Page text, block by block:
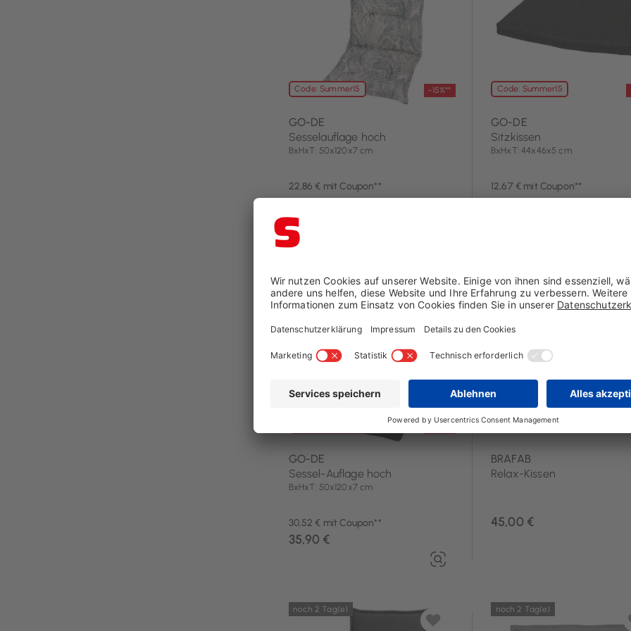
Code: Summer15 -15%**
GO-DE
Sesselauflage hoch
BxHxT: 50x120x7 cm
22,86 € mit Coupon**
26,90 €
Code: Summer15
GO-DE
Sitzkissen
BxHxT: 44x46x5 cm
12,67 € mit Coupon**
14,90 €
-15%**
GO-DE
Sessel-Auflage hoch
BxHxT: 50x120x7 cm
30,52 € mit Coupon**
35,90 €
BRAFAB
Relax-Kissen
45,00 €
noch 2 Tag(e) noch 2 Tag(e)